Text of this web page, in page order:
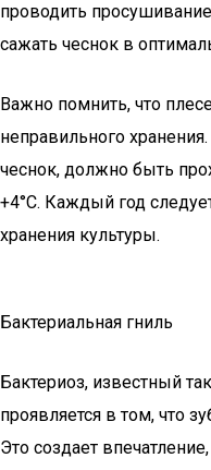
проводить
сажать чеснок в
Важно помнить, что
неправильного
чеснок, должно быть
+4°С. Каждый год
хранения культуры.
Бактериальная гниль
Бактериоз, известный
проявляется в том, что
Это создает